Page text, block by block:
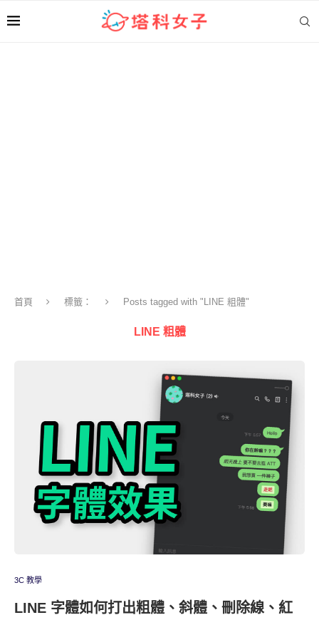
首頁 標籤： Posts tagged with "LINE 粗體"
LINE 粗體
3C 教學
LINE 字體如何打出粗體、斜體、刪除線、紅